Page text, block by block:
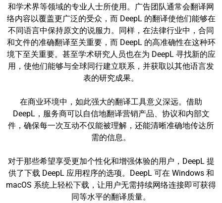
和学术界等领域的专业人士所使用。广告团队通常会翻译网
络内容以覆盖更广泛的受众，而 DeepL 的翻译使他们能够在
不同语言中保持原文的说服力。同样，在法律行业中，合同
和文件的准确翻译至关重要，而 DeepL 的高准确性在这种环
境下至关重要。甚至学术研究人员也在为 DeepL 寻找新的应
用，使他们能够与全球同行建立联系，并获取以其他语言发
表的研究成果。
在商业环境中，如此强大的翻译工具意义深远。借助
DeepL，服务商可以自信地翻译营销产品、协议和内部文
件，确保每一次互动不仅能被理解，还能清晰准确地传达所
需的信息。
对于那些希望享受更加个性化和增强体验的用户，DeepL 提
供了下载 DeepL 应用程序的选项。DeepL 可在 Windows 和
macOS 系统上轻松下载，让用户无需持续网络连接即可获得
同等水平的翻译质量。